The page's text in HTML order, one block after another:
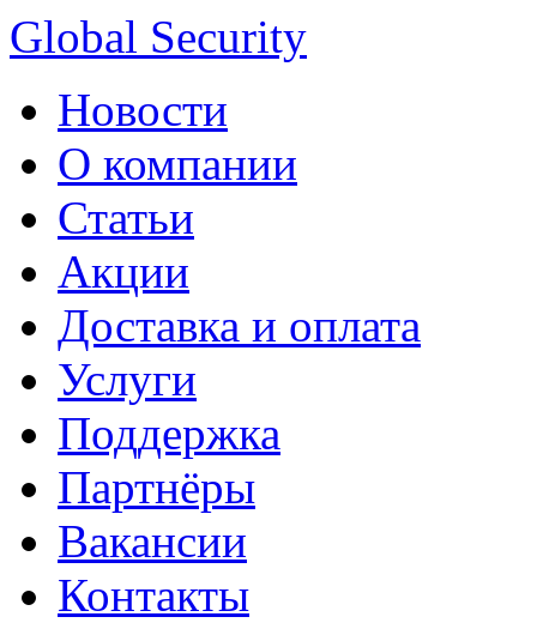
Global Security
Новости
О компании
Статьи
Акции
Доставка и оплата
Услуги
Поддержка
Партнёры
Вакансии
Контакты